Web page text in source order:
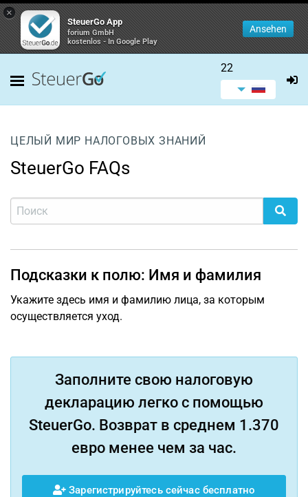
×
SteuerGo App
forium GmbH
kostenlos - In Google Play
Ansehen
22
ЦЕЛЫЙ МИР НАЛОГОВЫХ ЗНАНИЙ
SteuerGo FAQs
Подсказки к полю: Имя и фамилия
Укажите здесь имя и фамилию лица, за которым
осуществляется уход.
Заполните свою налоговую
декларацию легко с помощью
SteuerGo. Возврат в среднем 1.370
евро менее чем за час.
Зарегистрируйтесь сейчас бесплатно